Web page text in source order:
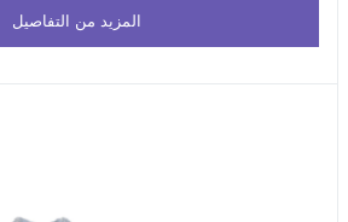
المزيد من التفاصيل